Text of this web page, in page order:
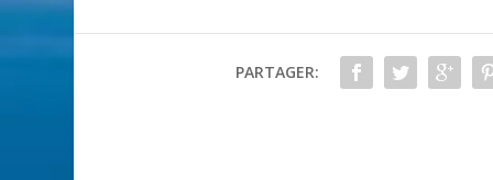
PARTAGER: